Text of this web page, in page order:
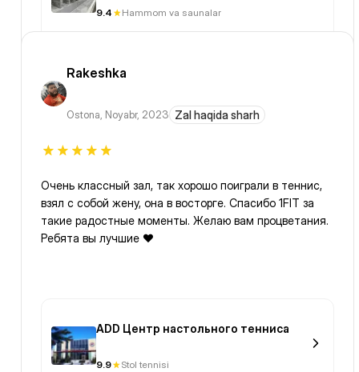
9.4 Hammom va saunalar
Rakeshka
Ostona, Noyabr, 2023 Zal haqida sharh
Очень классный зал, так хорошо поиграли в теннис,
взял с собой жену, она в восторге. Спасибо 1FIT за
такие радостные моменты. Желаю вам процветания.
Ребята вы лучшие ❤️
ADD Центр настольного тенниса
9.9 Stol tennisi